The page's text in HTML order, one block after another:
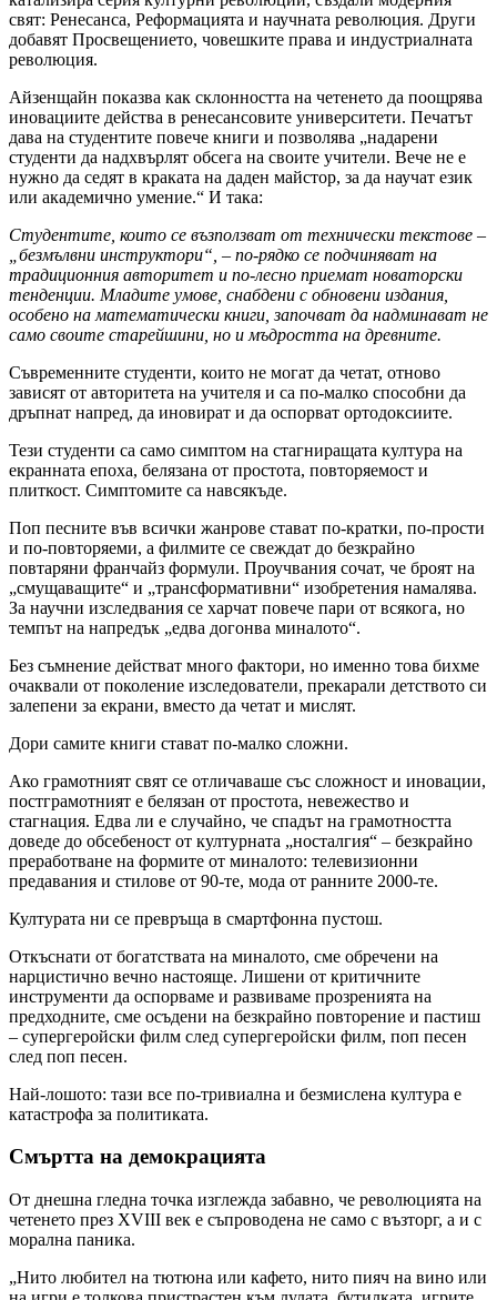
свят: Ренесанса, Реформацията и научната революция. Други
добавят Просвещението, човешките права и индустриалната
революция.
Айзенщайн показва как склонността на четенето да поощрява
иновациите действа в ренесансовите университети. Печатът
дава на студентите повече книги и позволява „надарени
студенти да надхвърлят обсега на своите учители. Вече не е
нужно да седят в краката на даден майстор, за да научат език
или академично умение.“ И така:
Студентите, които се възползват от технически текстове –
„безмълвни инструктори“, – по-рядко се подчиняват на
традиционния авторитет и по-лесно приемат новаторски
тенденции. Младите умове, снабдени с обновени издания,
особено на математически книги, започват да надминават не
само своите старейшини, но и мъдростта на древните.
Съвременните студенти, които не могат да четат, отново
зависят от авторитета на учителя и са по-малко способни да
дръпнат напред, да иновират и да оспорват ортодоксиите.
Тези студенти са само симптом на стагниращата култура на
екранната епоха, белязана от простота, повторяемост и
плиткост. Симптомите са навсякъде.
Поп песните във всички жанрове стават по-кратки, по-прости
и по-повторяеми, а филмите се свеждат до безкрайно
повтаряни франчайз формули. Проучвания сочат, че броят на
„смущаващите“ и „трансформативни“ изобретения намалява.
За научни изследвания се харчат повече пари от всякога, но
темпът на напредък „едва догонва миналото“.
Без съмнение действат много фактори, но именно това бихме
очаквали от поколение изследователи, прекарали детството си
залепени за екрани, вместо да четат и мислят.
Дори самите книги стават по-малко сложни.
Ако грамотният свят се отличаваше със сложност и иновации,
постграмотният е белязан от простота, невежество и
стагнация. Едва ли е случайно, че спадът на грамотността
доведе до обсебеност от културната „носталгия“ – безкрайно
преработване на формите от миналото: телевизионни
предавания и стилове от 90-те, мода от ранните 2000-те.
Културата ни се превръща в смартфонна пустош.
Откъснати от богатствата на миналото, сме обречени на
нарцистично вечно настояще. Лишени от критичните
инструменти да оспорваме и развиваме прозренията на
предходните, сме осъдени на безкрайно повторение и пастиш
– супергеройски филм след супергеройски филм, поп песен
след поп песен.
Най-лошото: тази все по-тривиална и безмислена култура е
катастрофа за политиката.
Смъртта на демокрацията
От днешна гледна точка изглежда забавно, че революцията на
четенето през XVIII век е съпроводена не само с възторг, а и с
морална паника.
„Нито любител на тютюна или кафето, нито пияч на вино или